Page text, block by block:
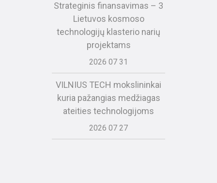
Strateginis finansavimas – 3
Lietuvos kosmoso
technologijų klasterio narių
projektams
2026 07 31
VILNIUS TECH mokslininkai
kuria pažangias medžiagas
ateities technologijoms
2026 07 27